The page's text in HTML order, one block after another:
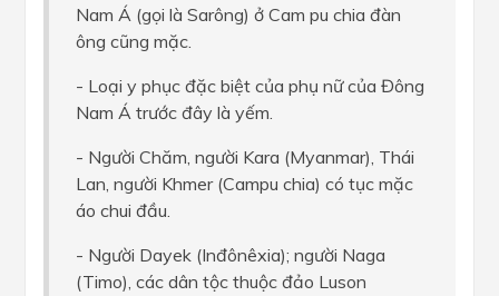
Nam Á (gọi là Sarông) ở Cam pu chia đàn
ông cũng mặc.
- Loại y phục đặc biệt của phụ nữ của Đông
Nam Á trước đây là yếm.
- Người Chăm, người Kara (Myanmar), Thái
Lan, người Khmer (Campu chia) có tục mặc
áo chui đầu.
- Người Dayek (Inđônêxia); người Naga
(Timo), các dân tộc thuộc đảo Luson